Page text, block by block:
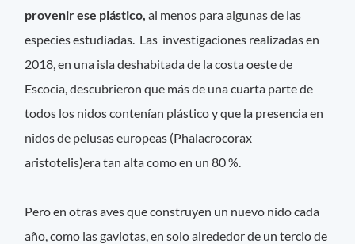
provenir ese plástico, al menos para algunas de las
especies estudiadas. Las investigaciones realizadas en
2018, en una isla deshabitada de la costa oeste de
Escocia, descubrieron que más de una cuarta parte de
todos los nidos contenían plástico y que la presencia en
nidos de pelusas europeas (Phalacrocorax
aristotelis)era tan alta como en un 80 %.
Pero en otras aves que construyen un nuevo nido cada
año, como las gaviotas, en solo alrededor de un tercio de